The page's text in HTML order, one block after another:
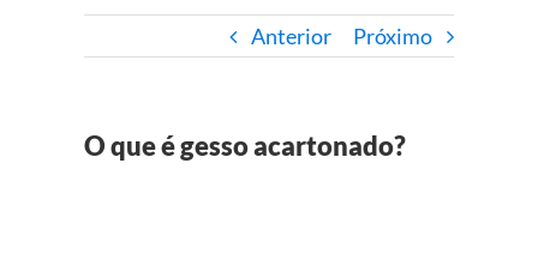
Anterior Próximo
O que é gesso acartonado?